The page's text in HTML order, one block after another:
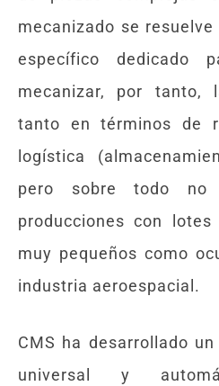
mecanizado se
específico dedicado
mecanizar, por tanto,
tanto en términos de
logística
pero sobre todo no
producciones con
muy pequeños como
industria aeroespacial.
CMS ha desarrollado
universal y